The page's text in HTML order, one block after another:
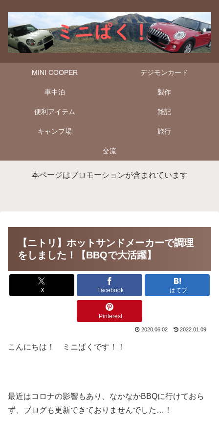
MINI COOPER デジモンカード
車中泊 製作
便利アイテム 雑記
キャンプ場 旅行
交流
本ページはプロモーションが含まれています
【ニトリ】ホットサンドメーカーで調理
をしました！【BBQで大活躍】
X Facebook はてブ
Pinterest
2020.06.02 2022.01.09
こんにちは！ ミニぱくです！！
最近はコロナの影響もあり、なかなかBBQに行けておら
ず、ブログも更新できておりませんでした…！